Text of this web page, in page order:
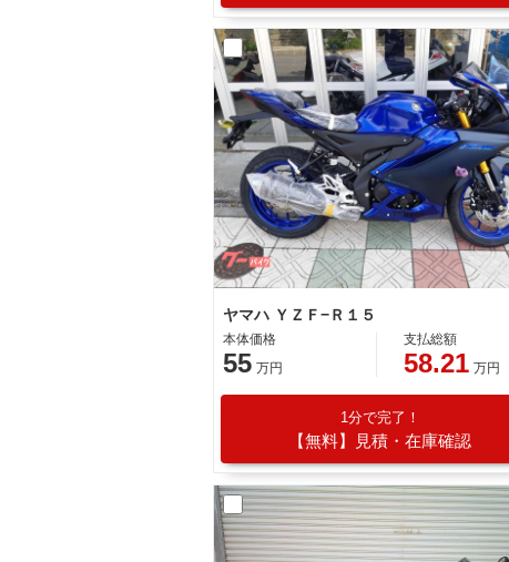
ヤマハ ＹＺＦ−Ｒ１５
本体価格
55 万円
支払総額
58.21 万円
1分で完了！
【無料】見積・在庫確認